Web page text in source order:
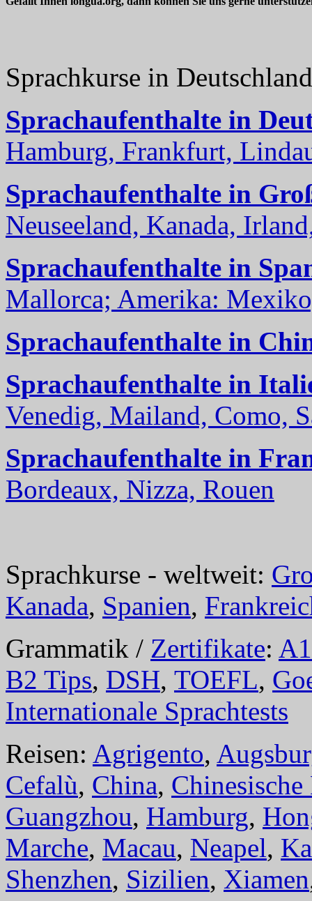
Sprachkurse in
Sprachaufenthalte in
Hamburg, Frankfurt,
Sprachaufenthalte in
Neuseeland, Kanada,
Sprachaufenthalte in
Mallorca; Amerika:
Sprachaufenthalte in
Sprachaufenthalte in
Venedig, Mailand, Como,
Sprachaufenthalte in
Bordeaux, Nizza, Rouen
Sprachkurse - weltweit:
Kanada, Spanien,
Grammatik / Zertifikate: A1
B2 Tips, DSH, TOEFL,
Internationale Sprachtests
Reisen: Agrigento,
Cefalù, China, Chinesische
Guangzhou, Hamburg,
Marche, Macau, Neapel,
Shenzhen, Sizilien, Xiamen